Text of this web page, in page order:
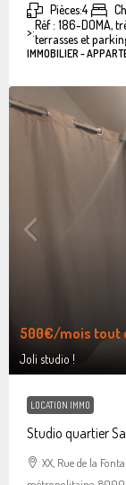
Pièces:4
>:Réf : 186-DOMA,
terrasses et
IMMOBILIER -
500€/mois tout
Joli studio !
LOCATION IMMO
Studio quartier
XX, Rue de la